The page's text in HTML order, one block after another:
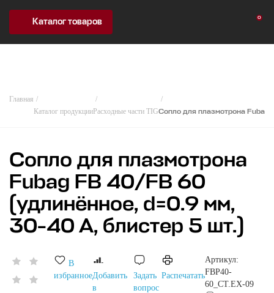
Каталог товаров
0
Главная
Каталог продукции Расходные части TIGСопло для плазмотрона
Сопло для плазмотрона
Fubag FB 40/FB 60
(удлинённое, d=0.9 мм,
30-40 А, блистер 5 шт.)
В
избранноеДобавить
в
Задать
вопрос
Распечатать
Артикул:
FBP40-
60_CT.EX-09